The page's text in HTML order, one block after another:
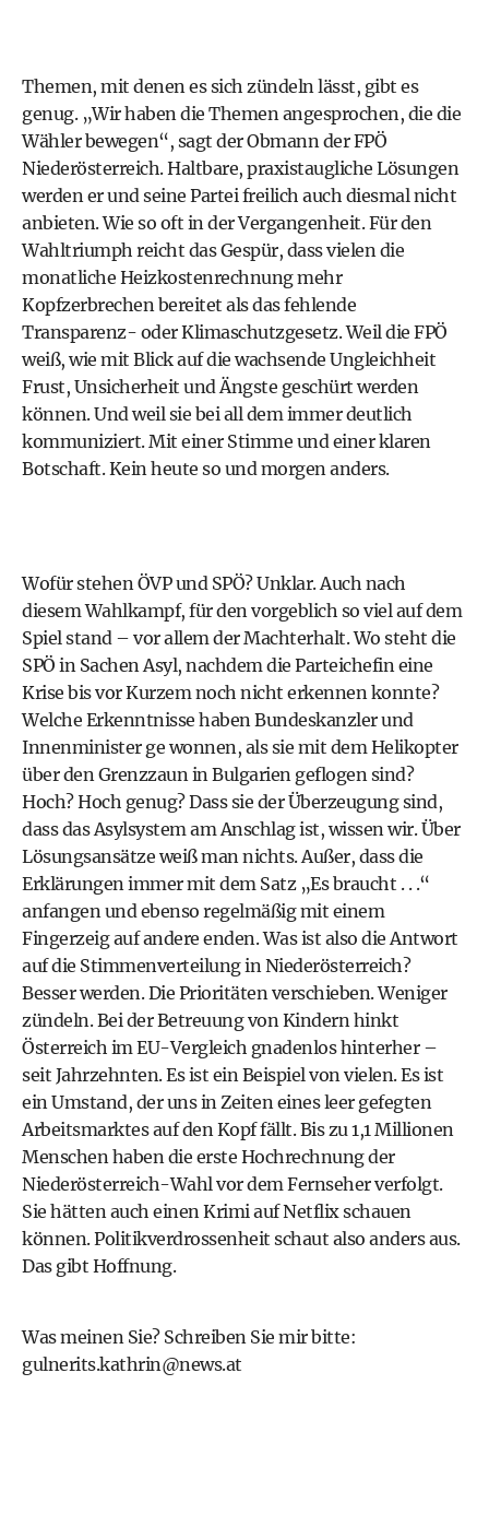
Themen, mit denen es sich zündeln lässt, gibt es
genug. „Wir haben die Themen angesprochen, die die
Wähler bewegen“, sagt der Obmann der FPÖ
Niederösterreich. Haltbare, praxistaugliche Lösungen
werden er und seine Partei freilich auch diesmal nicht
anbieten. Wie so oft in der Vergangenheit. Für den
Wahltriumph reicht das Gespür, dass vielen die
monatliche Heizkostenrechnung mehr
Kopfzerbrechen bereitet als das fehlende
Transparenz- oder Klimaschutzgesetz. Weil die FPÖ
weiß, wie mit Blick auf die wachsende Ungleichheit
Frust, Unsicherheit und Ängste geschürt werden
können. Und weil sie bei all dem immer deutlich
kommuniziert. Mit einer Stimme und einer klaren
Botschaft. Kein heute so und morgen anders.
Wofür stehen ÖVP und SPÖ? Unklar. Auch nach
diesem Wahlkampf, für den vorgeblich so viel auf dem
Spiel stand – vor allem der Machterhalt. Wo steht die
SPÖ in Sachen Asyl, nachdem die Parteichefin eine
Krise bis vor Kurzem noch nicht erkennen konnte?
Welche Erkenntnisse haben Bundeskanzler und
Innenminister ge wonnen, als sie mit dem Helikopter
über den Grenzzaun in Bulgarien geflogen sind?
Hoch? Hoch genug? Dass sie der Überzeugung sind,
dass das Asylsystem am Anschlag ist, wissen wir. Über
Lösungsansätze weiß man nichts. Außer, dass die
Erklärungen immer mit dem Satz „Es braucht . . .“
anfangen und ebenso regelmäßig mit einem
Fingerzeig auf andere enden. Was ist also die Antwort
auf die Stimmenverteilung in Niederösterreich?
Besser werden. Die Prioritäten verschieben. Weniger
zündeln. Bei der Betreuung von Kindern hinkt
Österreich im EU-Vergleich gnadenlos hinterher –
seit Jahrzehnten. Es ist ein Beispiel von vielen. Es ist
ein Umstand, der uns in Zeiten eines leer gefegten
Arbeitsmarktes auf den Kopf fällt. Bis zu 1,1 Millionen
Menschen haben die erste Hochrechnung der
Niederösterreich-Wahl vor dem Fernseher verfolgt.
Sie hätten auch einen Krimi auf Netflix schauen
können. Politikverdrossenheit schaut also anders aus.
Das gibt Hoffnung.
Was meinen Sie? Schreiben Sie mir bitte:
gulnerits.kathrin@news.at